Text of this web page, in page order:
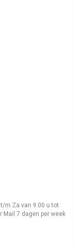
m Za van 9.00 u tot
Mail 7 dagen per week